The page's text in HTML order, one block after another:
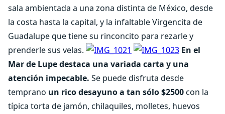
sala ambientada a una zona distinta de México, desde
la costa hasta la capital, y la infaltable Virgencita de
Guadalupe que tiene su rinconcito para rezarle y
prenderle sus velas.
En el
Mar de Lupe destaca una variada carta y una
atención impecable. Se puede disfruta desde
temprano un rico desayuno a tan sólo $2500con la
típica torta de jamón, chilaquiles, molletes, huevos